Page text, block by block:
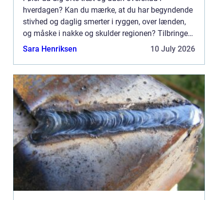
hverdagen? Kan du mærke, at du har begyndende
stivhed og daglig smerter i ryggen, over lænden,
og måske i nakke og skulder regionen? Tilbringer
du det meste af din dag i stilles...
Sara Henriksen 10 July 2026